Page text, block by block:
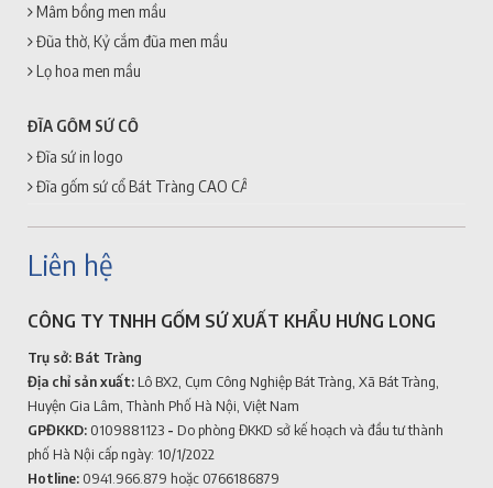
Mâm bồng men mầu
Đũa thờ, Kỷ cắm đũa men mầu
Lọ hoa men mầu
ĐĨA GỐM SỨ CỔ
Đĩa sứ in logo
Đĩa gốm sứ cổ Bát Tràng CAO CẤP + GIÁ RẺ
Liên hệ
CÔNG TY TNHH GỐM SỨ XUẤT KHẨU HƯNG LONG
Trụ sở: Bát Tràng
Địa chỉ sản xuất: Lô BX2, Cụm Công Nghiệp Bát Tràng, Xã Bát Tràng,
Huyện Gia Lâm, Thành Phố Hà Nội, Việt Nam
GPĐKKD: 0109881123 - Do phòng ĐKKD sở kế hoạch và đầu tư thành
phố Hà Nội cấp ngày: 10/1/2022
Hotline: 0941.966.879 hoặc 0766186879